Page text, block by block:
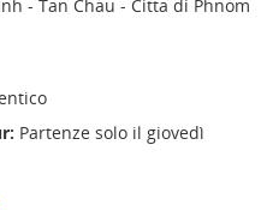
- Tan Chau - Citta di Phnom
Partenze solo il giovedì